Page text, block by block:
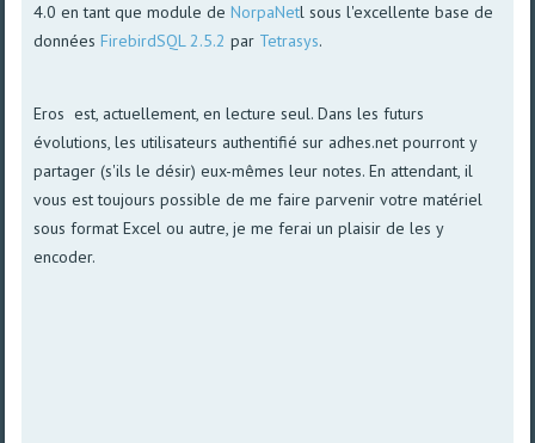
4.0 en tant que module deNorpaNetl sous l'excellente base de
donnéesFirebirdSQL 2.5.2 par Tetrasys.
Eros est, actuellement, en lecture seul. Dans les futurs
évolutions, les utilisateurs authentifié sur adhes.net pourront y
partager (s'ils le désir) eux-mêmes leur notes. En attendant, il
vous est toujours possible de me faire parvenir votre matériel
sous format Excel ou autre, je me ferai un plaisir de les y
encoder.